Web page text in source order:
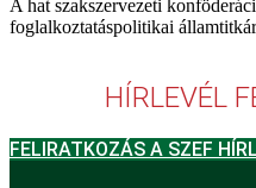
A hat szakszervezeti
foglalkoztatáspolitikai
HÍRLEVÉL
FELIRATKOZÁS A SZEF